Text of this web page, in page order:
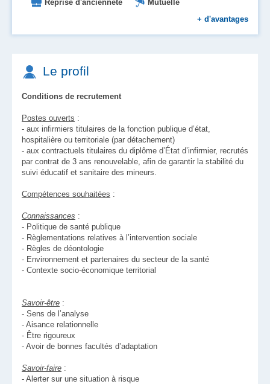
Reprise d'ancienneté
Mutuelle
Prise en charge des transports
+ d'avantages
Le profil
Conditions de recrutement
Postes ouverts :
- aux infirmiers titulaires de la fonction publique d’état,
hospitalière ou territoriale (par détachement)
- aux contractuels titulaires du diplôme d’État d’infirmier, recrutés
par contrat de 3 ans renouvelable, afin de garantir la stabilité du
suivi éducatif et sanitaire des mineurs.
Compétences souhaitées :
Connaissances :
- Politique de santé publique
- Règlementations relatives à l’intervention sociale
- Règles de déontologie
- Environnement et partenaires du secteur de la santé
- Contexte socio-économique territorial
Savoir-être :
- Sens de l’analyse
- Aisance relationnelle
- Être rigoureux
- Avoir de bonnes facultés d’adaptation
Savoir-faire :
- Alerter sur une situation à risque